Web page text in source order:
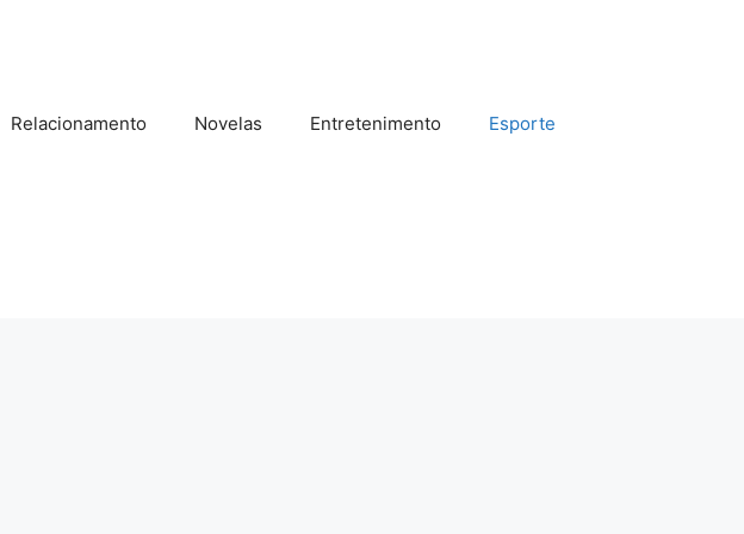
Relacionamento Novelas Entretenimento Esporte